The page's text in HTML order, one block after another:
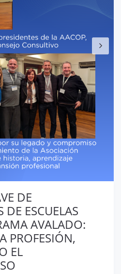
DE
DE ESCUELAS
AVALADO:
PROFESIÓN,
EL